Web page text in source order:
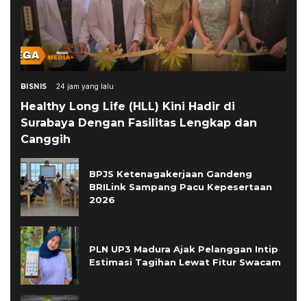
BISNIS 24 jam yang lalu
Healthy Long Life (HLL) Kini Hadir di
Surabaya Dengan Fasilitas Lengkap dan
Canggih
BPJS Ketenagakerjaan Gandeng
BRILink Sampang Pacu Kepesertaan
2026
PLN UP3 Madura Ajak Pelanggan Intip
Estimasi Tagihan Lewat Fitur Swacam